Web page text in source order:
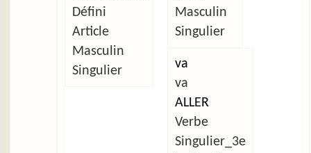
Défini
Article
Masculin
Singulier
Masculin
Singulier
va
va
ALLER
Verbe
Singulier_3e